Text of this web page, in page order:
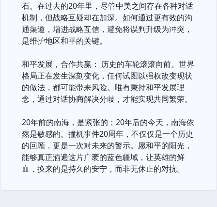
石。在过去的20年里，尽管中美之间存在各种对话
机制，但战略互疑却在加深。如何通过更有效的沟
通渠道，增进战略互信，避免将误判升级为冲突，
是维护地区和平的关键。
和平发展，合作共赢： 历史的车轮滚滚向前。世界
格局正在发生深刻变化，任何试图以强权改变现状
的做法，都可能带来风险。唯有秉持和平发展理
念，通过对话协商解决分歧，才能实现共同繁荣。
20年前的南海，是紧张的；20年后的今天，南海依
然是敏感的。撞机事件20周年，不仅仅是一个历史
的回顾，更是一次对未来的警示。愿和平的阳光，
能够真正洒遍这片广袤的蓝色疆域，让英雄的鲜
血，换来的是持久的安宁，而非无休止的对抗。